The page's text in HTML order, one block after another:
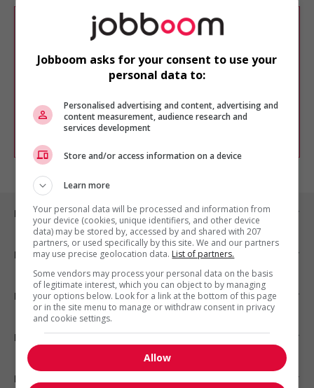
Désolé, cette recherche n'a produit aucun
résultat.
Veuillez faire une nouvelle recherche.
Vous pouvez en tout temps utiliser nos
chercher un poste selon votre profil
d'intérêt en emploi en vousinscrivant
comme membre Jobboom.
Emplois par ville
Emplois par secteur
Emplois par statut
Emplois par type
Nos suggestions
Jobboom asks for your consent to use your
personal data to:
Personalised advertising and content, advertising and
content measurement, audience research and
services development
Store and/or access information on a device
Learn more
Your personal data will be processed and information from
your device (cookies, unique identifiers, and other device
data) may be stored by, accessed by and shared with 207
partners, or used specifically by this site. We and our partners
may use precise geolocation data. List of partners.
Some vendors may process your personal data on the basis
of legitimate interest, which you can object to by managing
your options below. Look for a link at the bottom of this page
or in the site menu to manage or withdraw consent in privacy
and cookie settings.
Allow